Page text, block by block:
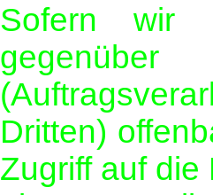
Sofern wir
gegenüber
Dritten)
Zugriff auf